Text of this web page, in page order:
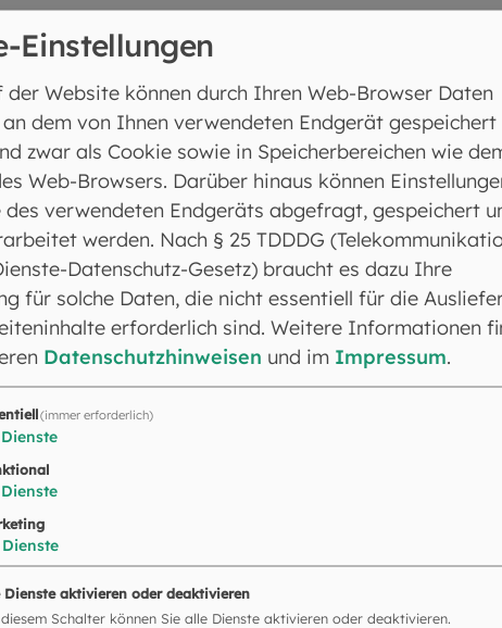
Sie uns!
auch gut mit öffentlichen Verkehrsmitteln erreichbar.
Fürstenfeldbruck Fußweg ca. 16 Minuten
Buslinien
am Volksfestplatz und am Viehmarktplatz
auf dieKarte . Der Eingang befindet sich auf der
Einstellungen
Website können durch Ihren Web-Browser Daten
dem von Ihnen verwendeten Endgerät gespeichert
zwar als Cookie sowie in Speicherbereichen wie
Web-Browsers. Darüber hinaus können
des verwendeten Endgeräts abgefragt, gespeichert
werden. Nach § 25 TDDDG
Datenschutz-Gesetz) braucht es dazu Ihre
für solche Daten, die nicht essentiell für die
erforderlich sind. Weitere Informationen
Datenschutzhinweisen und im Impressum.
(immer erforderlich)
Dienste
Dienste
Dienste
Dienste aktivieren oder deaktivieren
Schalter können Sie alle Dienste aktivieren oder deaktivieren.